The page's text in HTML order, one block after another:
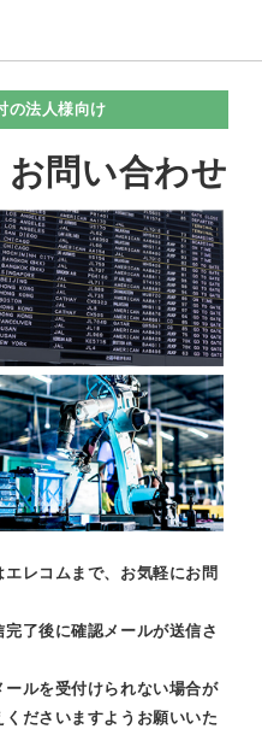
の法人様向け
問い合わせ
レコムまで、お気軽にお問
了後に確認メールが送信さ
ルを受付けられない場合が
ださいますようお願いいた